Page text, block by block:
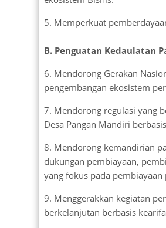
5. Memperkuat
B. Penguatan Kedaulatan
6. Mendorong Gerakan
pengembangan ekosistem
7. Mendorong regulasi yang
Desa Pangan Mandiri
8. Mendorong kemandirian
dukungan pembiayaan,
yang fokus pada pembiayaan
9. Menggerakkan kegiatan
berkelanjutan berbasis